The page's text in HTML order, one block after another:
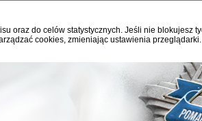
oraz do celów statystycznych. Jeśli nie blokujesz
cookies, zmieniając ustawienia